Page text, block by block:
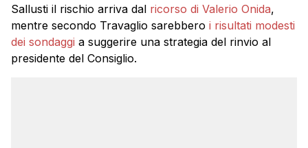
Sallusti il rischio arriva dal ricorso di Valerio Onida,
mentre secondo Travaglio sarebbero i risultati modesti
dei sondaggi a suggerire una strategia del rinvio al
presidente del Consiglio.